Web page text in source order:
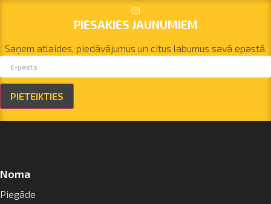
PIESAKIES JAUNUMIEM
Saņem atlaides, piedāvājumus un citus labumus savā epastā.
PIETEIKTIES
Noma
Piegāde